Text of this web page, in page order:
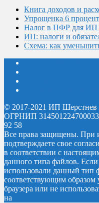
Книга доходов и
Упрощенка 6
Налог в ПФР для ИП
ИП: налоги и
Схема: как
© 2017-2021 ИП Шерстнев
ОГРНИП 314501224700033
92 58
Все права защищены. При
подтверждаете свое
в соответствии с
данного типа файлов.
использовали данный
соответствующим образом
браузера или не
на